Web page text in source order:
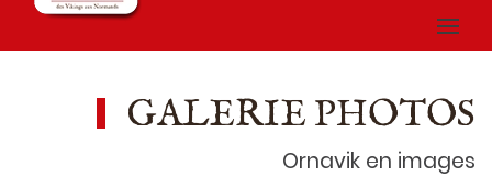
GALERIE PHOTOS
Ornavik en images